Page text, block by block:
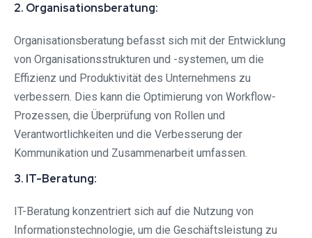
2. Organisationsberatung:
Organisationsberatung befasst sich mit der Entwicklung
von Organisationsstrukturen und -systemen, um die
Effizienz und Produktivität des Unternehmens zu
verbessern. Dies kann die Optimierung von Workflow-
Prozessen, die Überprüfung von Rollen und
Verantwortlichkeiten und die Verbesserung der
Kommunikation und Zusammenarbeit umfassen.
3. IT-Beratung:
IT-Beratung konzentriert sich auf die Nutzung von
Informationstechnologie, um die Geschäftsleistung zu